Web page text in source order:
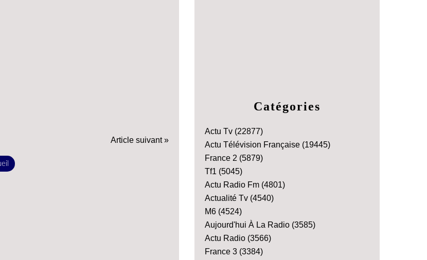
Article suivant »
Catégories
Actu Tv (22877)
Actu Télévision Française (19445)
France 2 (5879)
Tf1 (5045)
Actu Radio Fm (4801)
Actualité Tv (4540)
M6 (4524)
Aujourd'hui À La Radio (3585)
Actu Radio (3566)
France 3 (3384)